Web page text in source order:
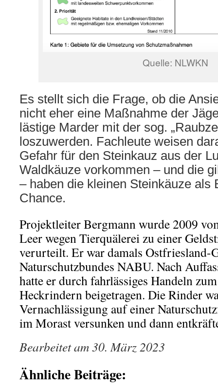
Quelle: NLWKN
Es stellt sich die Frage, ob die
nicht eher eine Maßnahme der
lästige Marder mit der sog.
loszuwerden. Fachleute weisen
Gefahr für den Steinkauz aus der
Waldkäuze vorkommen – und die
– haben die kleinen Steinkäuze als
Chance.
Projektleiter Bergmann wurde 2009
Leer wegen Tierquälerei zu einer
verurteilt. Er war damals Ostfriesland-
Naturschutzbundes NABU. Nach
hatte er durch fahrlässiges Handeln
Heckrindern beigetragen. Die Rinder
Vernachlässigung auf einer
im Morast versunken und dann
Bearbeitet am 30. März 2023
Ähnliche Beiträge: